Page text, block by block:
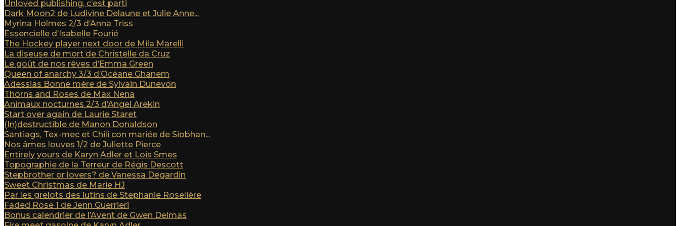
Unloved publishing, c’est parti
Dark Moon2 de Ludivine Delaune et Julie Anne...
Myrina Holmes 2/3 d’Anna Triss
Essencielle d’Isabelle Fourié
The Hockey player next door de Mila Marelli
La diseuse de mort de Christelle da Cruz
Le goût de nos rêves d’Emma Green
Queen of anarchy 3/3 d’Océane Ghanem
Adessias Bonne mère de Sylvain Dunevon
Thorns and Roses de Max Nena
Animaux nocturnes 2/3 d’Angel Arekin
Start over again de Laurie Staret
(In)destructible de Manon Donaldson
Santiags, Tex-mec et Chili con mariée de Siobhan...
Nos âmes louves 1/2 de Juliette Pierce
Entirely yours de Karyn Adler et Lois Smes
Topographie de la Terreur de Régis Descott
Stepbrother or lovers? de Vanessa Degardin
Sweet Christmas de Marie HJ
Par les grelots des lutins de Stephanie Roselière
Faded Rose 1 de Jenn Guerrieri
Bonus calendrier de l’Avent de Gwen Delmas